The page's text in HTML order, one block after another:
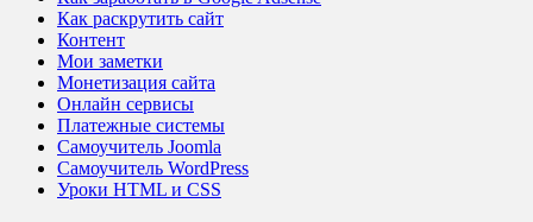
Как раскрутить сайт
Контент
Мои заметки
Монетизация сайта
Онлайн сервисы
Платежные системы
Самоучитель Joomla
Самоучитель WordPress
Уроки HTML и CSS